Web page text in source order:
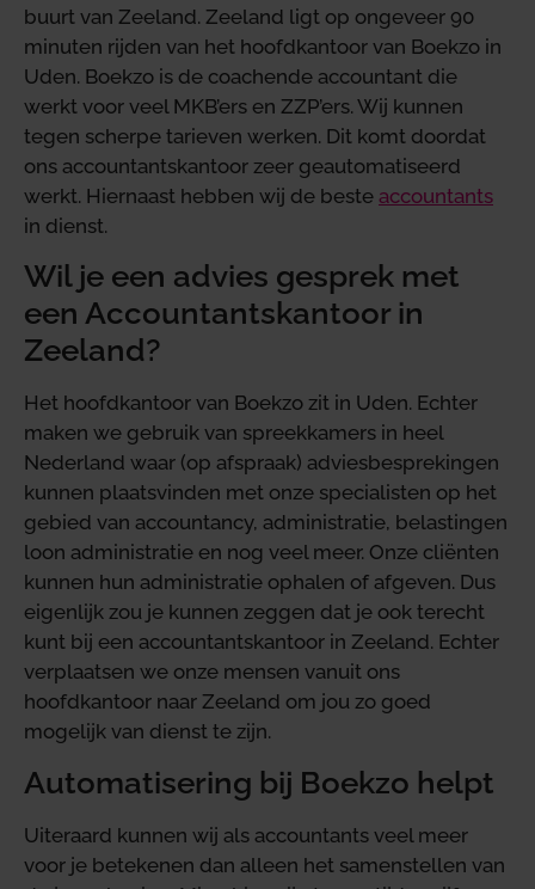
buurt van Zeeland. Zeeland ligt op ongeveer 90
minuten rijden van het hoofdkantoor van Boekzo in
Uden. Boekzo is de coachende accountant die
werkt voor veel MKB’ers en ZZP’ers. Wij kunnen
tegen scherpe tarieven werken. Dit komt doordat
ons accountantskantoor zeer geautomatiseerd
werkt. Hiernaast hebben wij de beste accountants
in dienst.
Wil je een advies gesprek met
een Accountantskantoor in
Zeeland?
Het hoofdkantoor van Boekzo zit in Uden. Echter
maken we gebruik van spreekkamers in heel
Nederland waar (op afspraak) adviesbesprekingen
kunnen plaatsvinden met onze specialisten op het
gebied van accountancy, administratie, belastingen
loon administratie en nog veel meer. Onze cliënten
kunnen hun administratie ophalen of afgeven. Dus
eigenlijk zou je kunnen zeggen dat je ook terecht
kunt bij een accountantskantoor in Zeeland. Echter
verplaatsen we onze mensen vanuit ons
hoofdkantoor naar Zeeland om jou zo goed
mogelijk van dienst te zijn.
Automatisering bij Boekzo helpt
Uiteraard kunnen wij als accountants veel meer
voor je betekenen dan alleen het samenstellen van